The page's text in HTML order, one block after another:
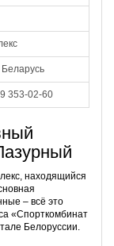
353-02-60
находящийся
– всё это
«Спорткомбинат
Белоруссии.